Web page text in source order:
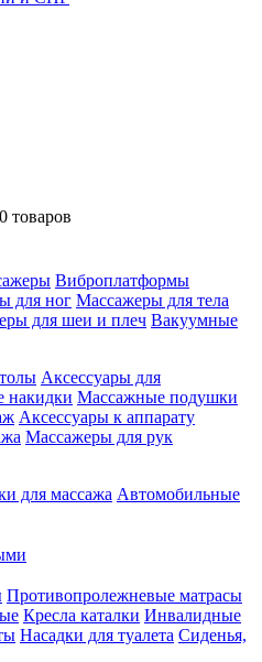
товаров
Виброплатформы
для ног Массажеры для тела
для шеи и плеч Вакуумные
Аксессуары для
накидки Массажные подушки
Аксессуары к аппарату
Массажеры для рук
для массажа Автомобильные
Противопролежневые матрасы
Кресла каталки Инвалидные
Насадки для туалета Сиденья,